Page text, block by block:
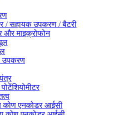
/ सहायक उपकरण / बैटरी
और माइक्रोफोन
उपकरण
कोण एनकोडर आईसी